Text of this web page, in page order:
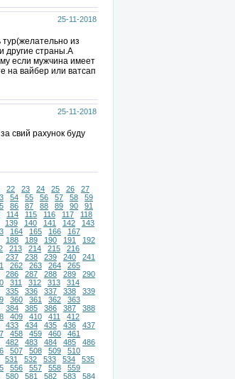
25-11-2018
из
другие страны.А
если мужчина имеет
на вайбер или ватсап
25-11-2018
свий рахунок буду
22 23 24 25 26
27
54 55 56 57 58
59
86 87 88 89 90
91
114 115 116 117
118
139 140 141 142
143
164 165 166
167
188 189 190 191
192
213 214 215
216
237 238 239 240
241
262 263 264
265
286 287 288 289
290
311 312 313
314
335 336 337 338
339
360 361 362
363
384 385 386 387
388
409 410 411
412
433 434 435 436
437
458 459 460
461
482 483 484 485
486
507 508 509
510
531 532 533 534
535
556 557 558
559
580 581 582 583 584